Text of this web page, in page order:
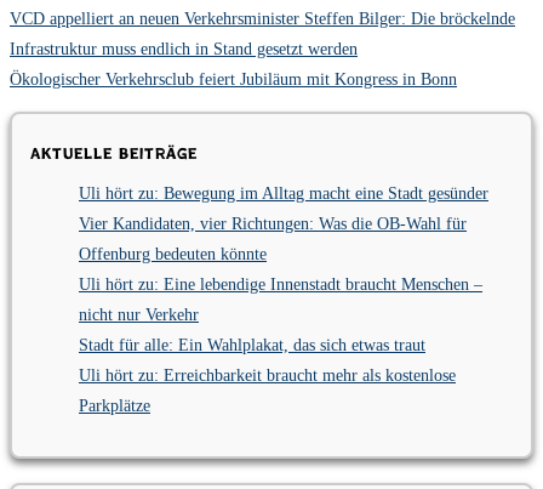
VCD appelliert an neuen Verkehrsminister Steffen Bilger: Die bröckelnde
Infrastruktur muss endlich in Stand gesetzt werden
Ökologischer Verkehrsclub feiert Jubiläum mit Kongress in Bonn
Aktuelle Beiträge
Uli hört zu: Bewegung im Alltag macht eine Stadt gesünder
Vier Kandidaten, vier Richtungen: Was die OB-Wahl für
Offenburg bedeuten könnte
Uli hört zu: Eine lebendige Innenstadt braucht Menschen –
nicht nur Verkehr
Stadt für alle: Ein Wahlplakat, das sich etwas traut
Uli hört zu: Erreichbarkeit braucht mehr als kostenlose
Parkplätze